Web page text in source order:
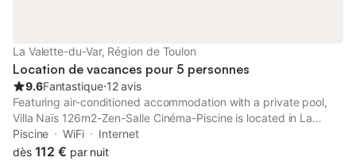
La Valette-du-Var, Région de Toulon
Location de vacances pour 5 personnes
9.6Fantastique⋅12 avis
Featuring air-conditioned accommodation with a private pool,
Villa Naïs 126m2-Zen-Salle Cinéma-Piscine is located in La
Valette-du-Var. Both free WiFi and parking on-site are available
at the villa free of charge.
Piscine WiFi
Internet
dès 112 € par nuit